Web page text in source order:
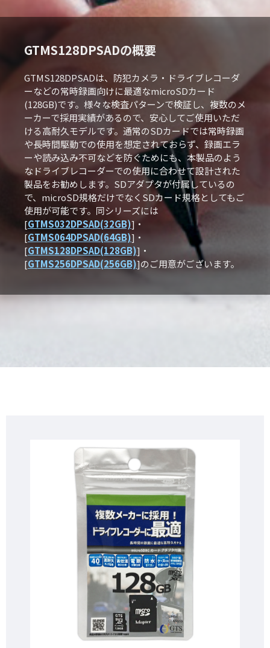
GTMS128DPSADの概要
GTMS128DPSADは、防犯カメラ・ドライブレコーダ
ーなどの常時録画向けに最適なmicroSDカード
(128GB)です。様々な検査パターンで検証し、複数のメ
ーカーで採用実績があるので、安心してご使用いただ
ける高耐久モデルです。通常のSDカードでは常時録画
や長時間駆動での使用を想定されておらず、録画エラ
ーや読み込み不可などを防ぐためにも、本製品のよう
なドライブレコーダーでの使用に合わせて設計された
製品をお勧めします。SDアダプタが付属しているの
で、microSD規格だけでなくSDカード規格としてもご
使用が可能です。同シリーズには
[GTMS032DPSAD(32GB)]・
[GTMS064DPSAD(64GB)]・
[GTMS128DPSAD(128GB)]・
[GTMS256DPSAD(256GB)]のご用意がございます。